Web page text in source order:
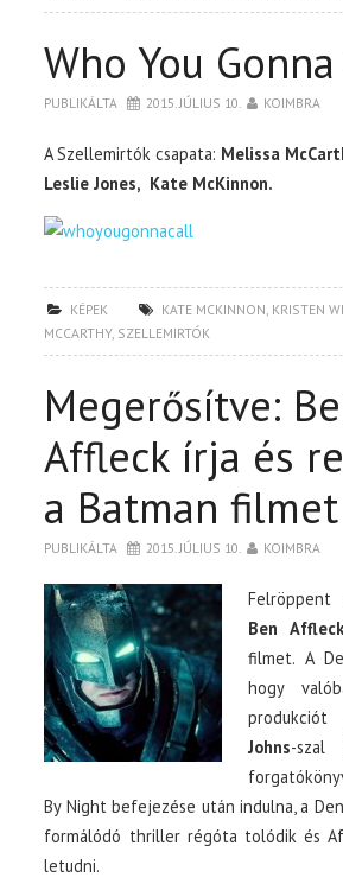
Who You
PUBLIKÁLTA 2015. JÚLIUS 10. KOIMBRA
A Szellemirtók csapata: Melissa
Leslie Jones, Kate McKinnon.
KÉPEK KATE MCKINNON KRISTEN
MCCARTHY, SZELLEMIRTÓK
Megerősítve:
Affleck írja és
a Batman filmet
PUBLIKÁLTA 2015. JÚLIUS 10. KOIMBRA
Ben Affleck
filmet. A
hogy
Johns-szal
By Night befejezése után indulna, a
formálódó thriller régóta tolódik és
letudni.